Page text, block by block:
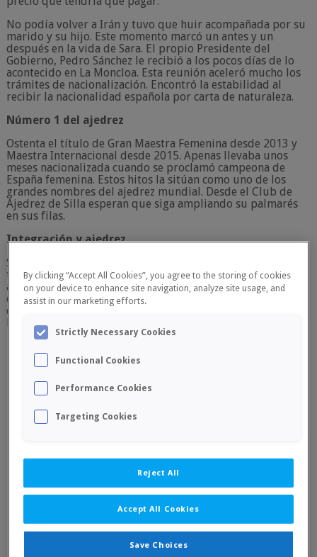
No podía volver a Irán y tuvo que huir acompañada por su
marido y su hijo. Este momento marcó un antes y un
después en la vida de Sara. El propio Presidente del
Gobierno, Pedro Sánchez le recibió a los pocos días de lo
acontecido en La Moncloa. Esta reunión aceleró mucho los
trámites de nacionalización. Encontró la estabilidad al
recibir la nacionalidad española por carta de naturaleza.
Número 1 del ajedrez
Ostenta el título de Gran Maestra Femenina desde 2013 y
Maestra Internacional desde 2015. Apenas llevaba unos
meses nacionalizada cuando se proclamó campeona de
España femenina. Estos hitos la sitúan como uno de los
grandes nombres del ajedrez mundial. Desde el Club de
Ajedrez de Silla esperan que siga ampliando su palmarés
en sus filas.
Integración y ajedrez
Si hay algo que caracteriza al Club de Ajedrez de Silla es su
trabajo por la integración de colectivos vulnerables y la
apuesta por la diversidad. El caso de Sara no pasó
desapercibido para el club sillero, donde desean disfrute
de su pasión por el ajedrez y pueda alcanzar todos los
logros que se proponga.
By clicking “Accept All Cookies”, you agree to the storing of cookies
on your device to enhance site navigation, analyze site usage, and
assist in our marketing efforts.
Strictly Necessary Cookies
Functional Cookies
Performance Cookies
Targeting Cookies
Reject All
Accept All Cookies
Save Choices